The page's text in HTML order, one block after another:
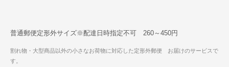
普通郵便定形外サイズ※配達日時指定不可 260～450円
割れ物・大型商品以外の小さなお荷物に対応した定形外郵便 お届けのサービスで
す。